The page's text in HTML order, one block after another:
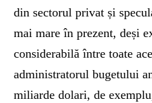
din sectorul privat și
mai mare în prezent, deși
considerabilă între toate
administratorul bugetului
miliarde dolari, de